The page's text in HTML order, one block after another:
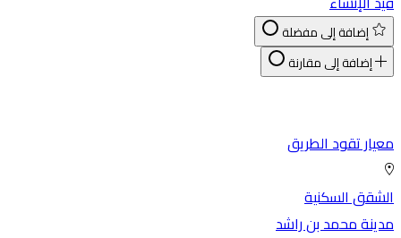
إضافة إلى مفضلة
إضافة إلى مقارنة
تقود الطريق
السكنية
محمد بن راشد